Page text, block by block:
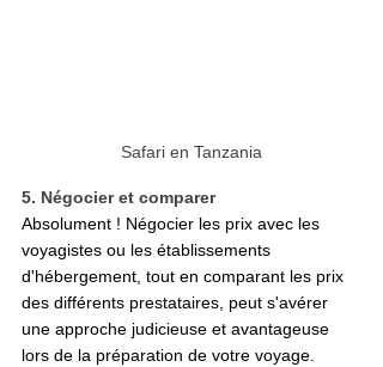
Safari en Tanzania
5. Négocier et comparer
Absolument ! Négocier les prix avec les
voyagistes ou les établissements
d'hébergement, tout en comparant les prix
des différents prestataires, peut s'avérer
une approche judicieuse et avantageuse
lors de la préparation de votre voyage.